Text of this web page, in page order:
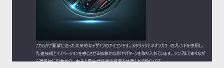
いる模様です。 参考として昨年の記事を貼っておきます。 国民
年金の納付率６６・３％ ６年連続上昇 雇用改善、徴収強化
今まで放置していたような人々に納付か免除申請を迫る形とな
っています。 差押予告 そして今の会社に入って少し経った頃、